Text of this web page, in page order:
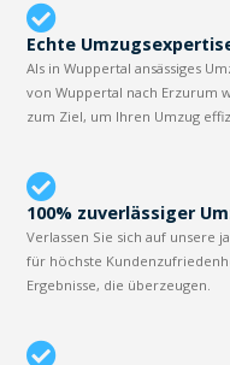
Echte
Als in Wuppertal ansässiges
von Wuppertal nach Erzurum
zum Ziel, um Ihren Umzug
100% zuverlässiger
Verlassen Sie sich auf unsere
für höchste
Ergebnisse, die überzeugen.